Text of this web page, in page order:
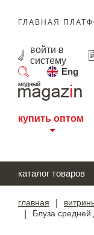
ГЛАВНАЯ
войти в
систему
Eng
поиск
купить оптом
каталог товаров
главная
Блуза